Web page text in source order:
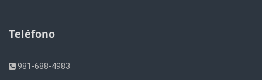
Teléfono
981-688-4983